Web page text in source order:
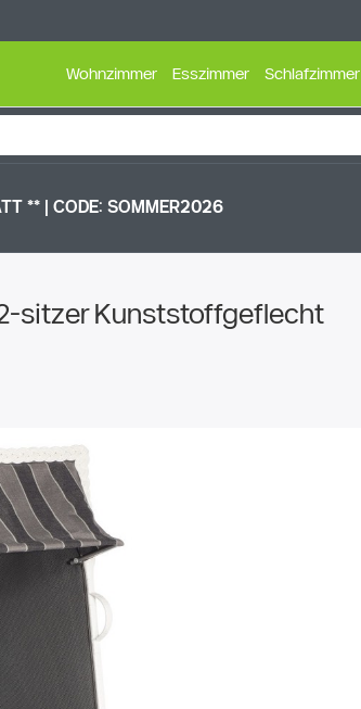
Wohnzimmer Esszimmer Schlafzimmer
** | CODE: SOMMER2026
sitzer Kunststoffgeflecht